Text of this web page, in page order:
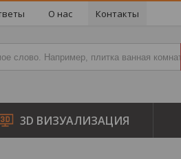
О нас Контакты
3D ВИЗУАЛИЗАЦИЯ